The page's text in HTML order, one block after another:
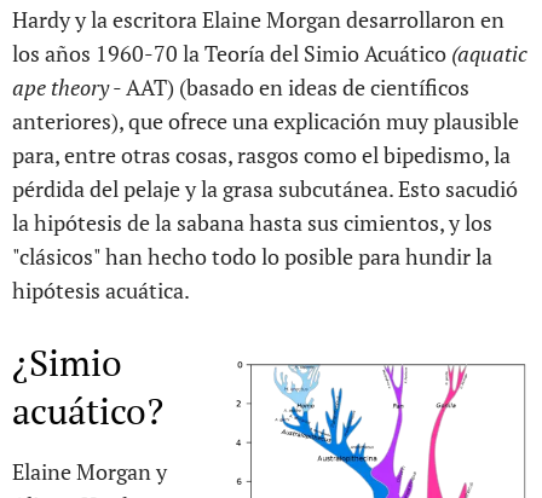
Hardy y la escritora Elaine Morgan desarrollaron en
los años 1960-70 la Teoría del Simio Acuático (aquatic
ape theory- AAT) (basado en ideas de científicos
anteriores), que ofrece una explicación muy plausible
para, entre otras cosas, rasgos como el bipedismo, la
pérdida del pelaje y la grasa subcutánea. Esto sacudió
la hipótesis de la sabana hasta sus cimientos, y los
"clásicos" han hecho todo lo posible para hundir la
hipótesis acuática.
¿Simio
acuático?
Elaine Morgan y